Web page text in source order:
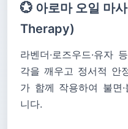
💮 아로마 오일 마
Therapy)
라벤더·로즈우드·유자
각을 깨우고 정서적 안
가 함께 작용하여 불면
니다.